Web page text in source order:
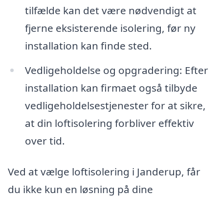
tilfælde kan det være nødvendigt at
fjerne eksisterende isolering, før ny
installation kan finde sted.
Vedligeholdelse og opgradering: Efter
installation kan firmaet også tilbyde
vedligeholdelsestjenester for at sikre,
at din loftisolering forbliver effektiv
over tid.
Ved at vælge loftisolering i Janderup, får
du ikke kun en løsning på dine